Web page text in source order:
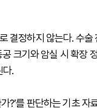
결정하지 않는다. 수술
크기와 암실 시 확장
다.
?’를 판단하는 기초